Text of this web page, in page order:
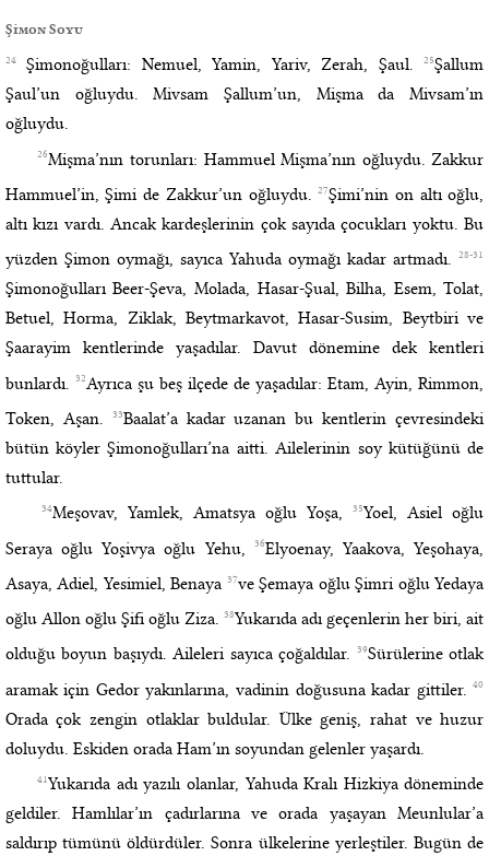
Şimon Soyu
24Şimonoğulları: Nemuel, Yamin, Yariv, Zerah, Şaul.25Şallum
Şaul’un oğluydu. Mivsam Şallum’un, Mişma da Mivsam’ın
oğluydu.
26Mişma’nın torunları: Hammuel Mişma’nın oğluydu. Zakkur
Hammuel’in, Şimi de Zakkur’un oğluydu.27Şimi’nin on altı oğlu,
altı kızı vardı. Ancak kardeşlerinin çok sayıda çocukları yoktu. Bu
yüzden Şimon oymağı, sayıca Yahuda oymağı kadar artmadı.28-31
Şimonoğulları Beer-Şeva, Molada, Hasar-Şual, Bilha, Esem, Tolat,
Betuel, Horma, Ziklak, Beytmarkavot, Hasar-Susim, Beytbiri ve
Şaarayim kentlerinde yaşadılar. Davut dönemine dek kentleri
bunlardı.
32Ayrıca şu beş ilçede de yaşadılar: Etam, Ayin, Rimmon,
Token, Aşan.
33Baalat’a kadar uzanan bu kentlerin çevresindeki
bütün köyler Şimonoğulları’na aitti. Ailelerinin soy kütüğünü de
tuttular.
34Meşovav, Yamlek, Amatsya oğlu Yoşa,35Yoel, Asiel oğlu
Seraya oğlu Yoşivya oğlu Yehu,
36Elyoenay, Yaakova, Yeşohaya,
Asaya, Adiel, Yesimiel, Benaya 37ve Şemaya oğlu Şimri oğlu Yedaya
oğlu Allon oğlu Şifi oğlu Ziza.38Yukarıda adı geçenlerin her biri, ait
olduğu boyun başıydı. Aileleri sayıca çoğaldılar.
39Sürülerine otlak
aramak için Gedor yakınlarına, vadinin doğusuna kadar gittiler.40
Orada çok zengin otlaklar buldular. Ülke geniş, rahat ve huzur
doluydu. Eskiden orada Ham’ın soyundan gelenler yaşardı.
41Yukarıda adı yazılı olanlar, Yahuda Kralı Hizkiya döneminde
geldiler. Hamlılar’ın çadırlarına ve orada yaşayan Meunlular’a
saldırıp tümünü öldürdüler. Sonra ülkelerine yerleştiler. Bugün de